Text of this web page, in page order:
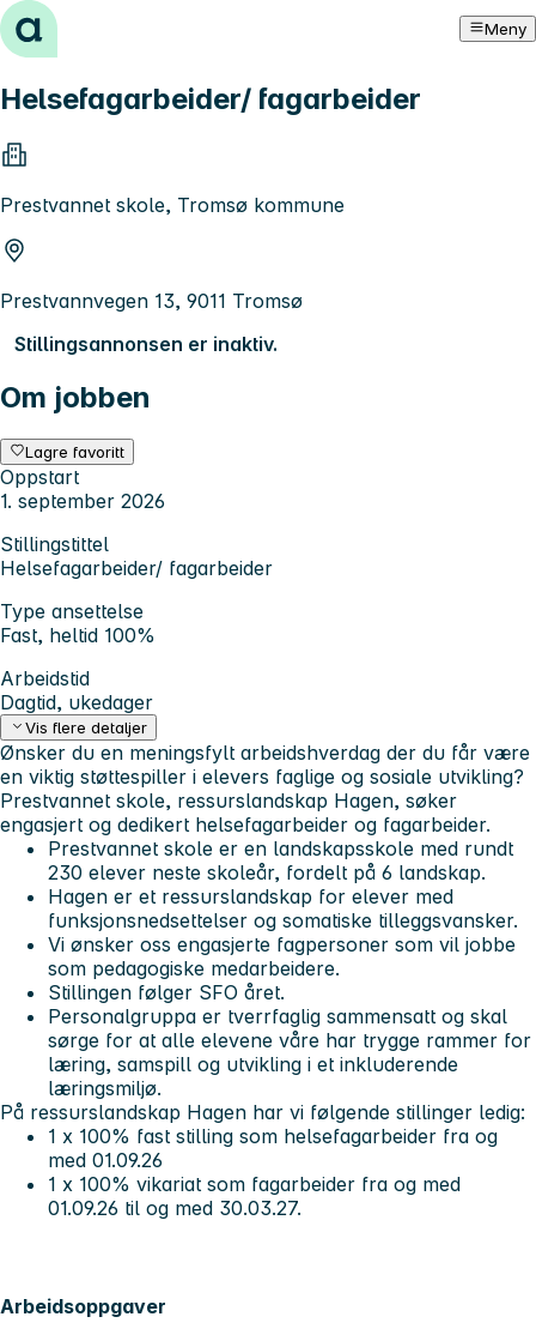
Hopp til innhold Meny
Helsefagarbeider/ fagarbeider
Prestvannet skole, Tromsø kommune
Prestvannvegen 13, 9011 Tromsø
Stillingsannonsen er inaktiv.
Om jobben
Lagre favoritt
Oppstart
1. september 2026
Stillingstittel
Helsefagarbeider/ fagarbeider
Type ansettelse
Fast, heltid 100%
Arbeidstid
Dagtid, ukedager
Vis flere detaljer
Ønsker du en meningsfylt arbeidshverdag der du får være
en viktig støttespiller i elevers faglige og sosiale utvikling?
Prestvannet skole, ressurslandskap Hagen, søker
engasjert og dedikert helsefagarbeider og fagarbeider.
Prestvannet skole er en landskapsskole med rundt
230 elever neste skoleår, fordelt på 6 landskap.
Hagen er et ressurslandskap for elever med
funksjonsnedsettelser og somatiske tilleggsvansker.
Vi ønsker oss engasjerte fagpersoner som vil jobbe
som pedagogiske medarbeidere.
Stillingen følger SFO året.
Personalgruppa er tverrfaglig sammensatt og skal
sørge for at alle elevene våre har trygge rammer for
læring, samspill og utvikling i et inkluderende
læringsmiljø.
På ressurslandskap Hagen har vi følgende stillinger ledig:
1 x 100% fast stilling som helsefagarbeider fra og
med 01.09.26
1 x 100% vikariat som fagarbeider fra og med
01.09.26 til og med 30.03.27.
Arbeidsoppgaver